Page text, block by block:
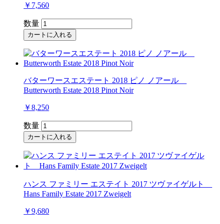
￥7,560
数量
カートに入れる
バターワースエステート 2018 ピノ ノアール
Butterworth Estate 2018 Pinot Noir
￥8,250
数量
カートに入れる
ハンス ファミリー エステイト 2017 ツヴァイゲルト
Hans Family Estate 2017 Zweigelt
￥9,680